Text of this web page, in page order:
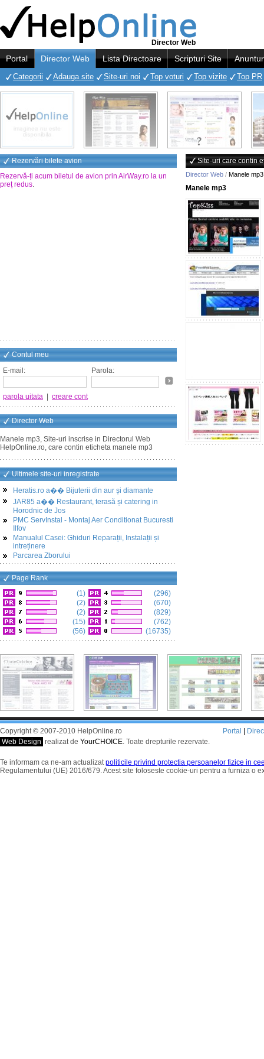
Director Web
Portal Director Web Lista Directoare Scripturi Site
Categorii Adauga site Site-uri noi Top voturi Top vizite Top PR
Rezervări bilete avion
Rezervă-ți acum biletul de avion prin AirWay.ro la un
preț redus.
Contul meu
E-mail:
Parola:
parola uitata creare cont
Director Web
Manele mp3, Site-uri inscrise in Directorul Web
HelpOnline.ro, care contin eticheta manele mp3
Ultimele site-uri inregistrate
Heratis.ro a�� Bijuterii din aur și diamante
JAR85 a�� Restaurant, terasă și catering in
Horodnic de Jos
PMC ServInstal - Montaj Aer Conditionat Bucuresti
Ilfov
Manualul Casei: Ghiduri Reparații, Instalații și
intreținere
Parcarea Zborului
Page Rank
(1)
(2)
(2)
(15)
(56)
(296)
(670)
(829)
(762)
(16735)
Site-uri care contin
Director Web / Manele mp3
Manele mp3
Copyright © 2007-2010 HelpOnline.ro
Web Design realizat de YourCHOICE. Toate drepturile rezervate.
Portal
Te informam ca ne-am actualizatpoliticile privind protectia persoanelor fizice in
Regulamentului (UE) 2016/679. Acest site foloseste cookie-uri pentru a furniza o